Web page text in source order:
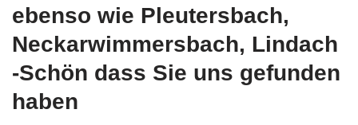
ebenso wie Pleutersbach,
Neckarwimmersbach, Lindach
-Schön dass Sie uns gefunden
haben